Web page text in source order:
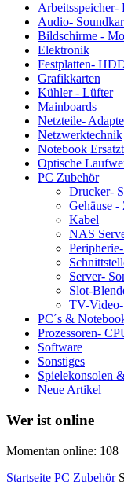
Audio-
Bildschirme -
Elektronik
Festplatten-
Grafikkarten
Kühler - Lüfter
Mainboards
Netzteile-
Netzwerktechnik
Notebook
Optische
PC Zubehör
Drucker-
Gehäuse -
Kabel
NAS
Server-
Slot-
TV-
PC´s &
Prozessoren-
Software
Sonstiges
Spielekonsolen
Neue Artikel
Wer ist online
Momentan online: 108
Startseite PC Zubehör